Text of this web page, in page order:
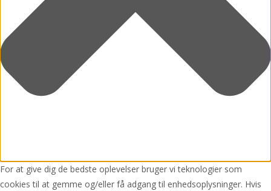
For at give dig de bedste oplevelser bruger vi teknologier som
cookies til at gemme og/eller få adgang til enhedsoplysninger. Hvis